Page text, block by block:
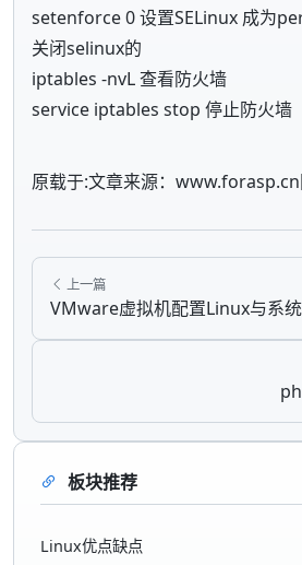
setenforce 0 设置SELinux 成为
关闭selinux的
iptables -nvL 查看防火墙
service iptables stop 停止防火墙
原载于:文章来源：
上一篇
VMware虚拟机配置Linux与系
板块推荐
Linux优点缺点